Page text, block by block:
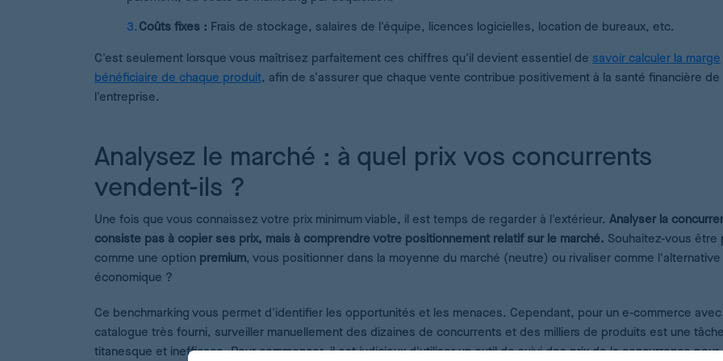
Coûts fixes : Frais de stockage, salaires de l'équipe, licences logicielles, location de bureaux, etc.
C'est seulement lorsque vous maîtrisez parfaitement ces chiffres qu'il devient essentiel de savoir calculer la marge
bénéficiaire de chaque produit, afin de s'assurer que chaque vente contribue positivement à la santé financière de
l'entreprise.
Analysez le marché : à quel prix vos concurrents
vendent-ils ?
Une fois que vous connaissez votre prix minimum viable, il est temps de regarder à l'extérieur. Analyser la
consiste pas à copier ses prix, mais à comprendre votre positionnement relatif sur le marché. Souhaitez-vous être
comme une option premium, vous positionner dans la moyenne du marché (neutre) ou rivaliser comme l'alternative
économique ?
Ce benchmarking vous permet d'identifier les opportunités et les menaces. Cependant, pour un e-commerce avec
catalogue très fourni, surveiller manuellement des dizaines de concurrents et des milliers de produits est une tâche
titanesque et inefficace. Pour commencer, il est judicieux d'utiliser un outil de suivi des prix de la concurrence pour